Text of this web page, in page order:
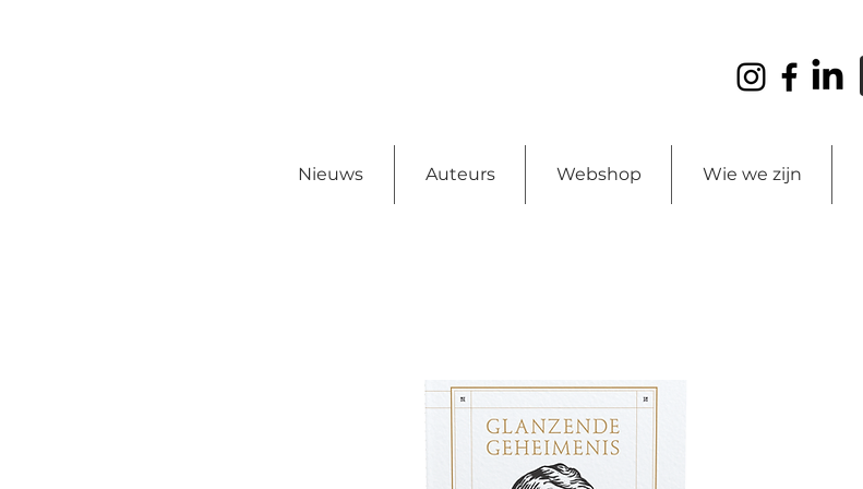
Nieuws Auteurs Webshop Wie we zijn